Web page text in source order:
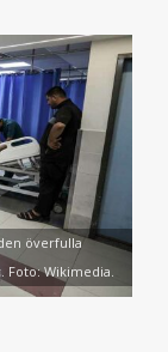
överfulla
Foto: Wikimedia.